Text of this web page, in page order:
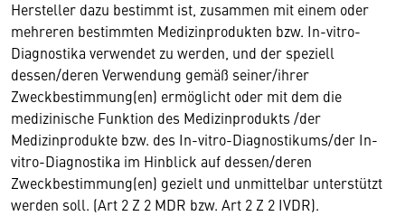
Hersteller dazu bestimmt ist, zusammen mit einem oder
mehreren bestimmten Medizinprodukten bzw. In-vitro-
Diagnostika verwendet zu werden, und der speziell
dessen/deren Verwendung gemäß seiner/ihrer
Zweckbestimmung(en) ermöglicht oder mit dem die
medizinische Funktion des Medizinprodukts /der
Medizinprodukte bzw. des In-vitro-Diagnostikums/der In-
vitro-Diagnostika im Hinblick auf dessen/deren
Zweckbestimmung(en) gezielt und unmittelbar unterstützt
werden soll. (Art 2 Z 2 MDR bzw. Art 2 Z 2 IVDR).